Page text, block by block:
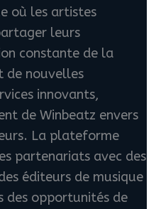
où les artistes
leurs
constante de la
de nouvelles
innovants,
de Winbeatz envers
La plateforme
partenariats avec des
éditeurs de musique
des opportunités de